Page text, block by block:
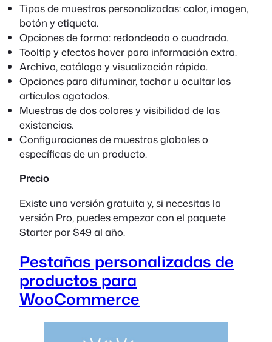
Tipos de muestras personalizadas: color, imagen,
botón y etiqueta.
Opciones de forma: redondeada o cuadrada.
Tooltip y efectos hover para información extra.
Archivo, catálogo y visualización rápida.
Opciones para difuminar, tachar u ocultar los
artículos agotados.
Muestras de dos colores y visibilidad de las
existencias.
Configuraciones de muestras globales o
específicas de un producto.
Precio
Existe una versión gratuita y, si necesitas la
versión Pro, puedes empezar con el paquete
Starter por $49 al año.
Pestañas personalizadas de
productos para
WooCommerce